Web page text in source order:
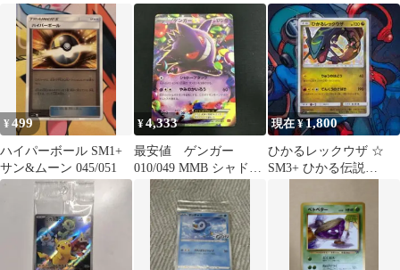
カード 143/PCG-P
名配送★
¥499
ハイパーボール SM1+
サン&ムーン 045/051
¥4,333
最安値 ゲンガー
010/049 MMB シャドー
アタック
現在 ¥1,800
ひかるレックウザ ☆
SM3+ ひかる伝説